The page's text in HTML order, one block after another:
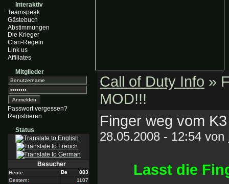
Interaktiv
Teamspeak
Gästebuch
Abstimmungen
Die Krieger
Clan-Regeln
Link us
Affiliates
Mitglieder
Passwort vergessen?
Registrieren
Status
Besucher
Heute:
883
Gestern:
1107
Call of Duty Info »
MOD!!!
Finger weg vom
28.05.2008 - 12:54 von
Lasst die